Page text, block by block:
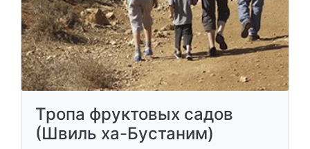
Тропа фруктовых садов
(Швиль ха-Бустаним)